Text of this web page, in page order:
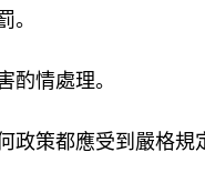
情處理。
政策都應受到嚴格